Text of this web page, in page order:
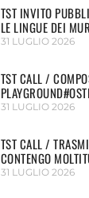
TST INVITO
LE LINGUE DEI
31 LUGLIO 2026
TST CALL /
31 LUGLIO 2026
TST CALL /
CONTENGO
31 LUGLIO 2026